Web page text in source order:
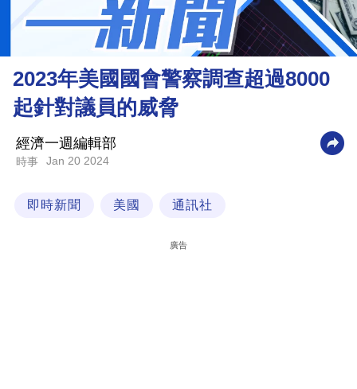
樓
市
財
商
業
科
2023年美國國會警察調查超過8000
起針對議員的威脅
經濟一週編輯部
時事 Jan 20 2024
即時新聞 美國 通訊社
廣告